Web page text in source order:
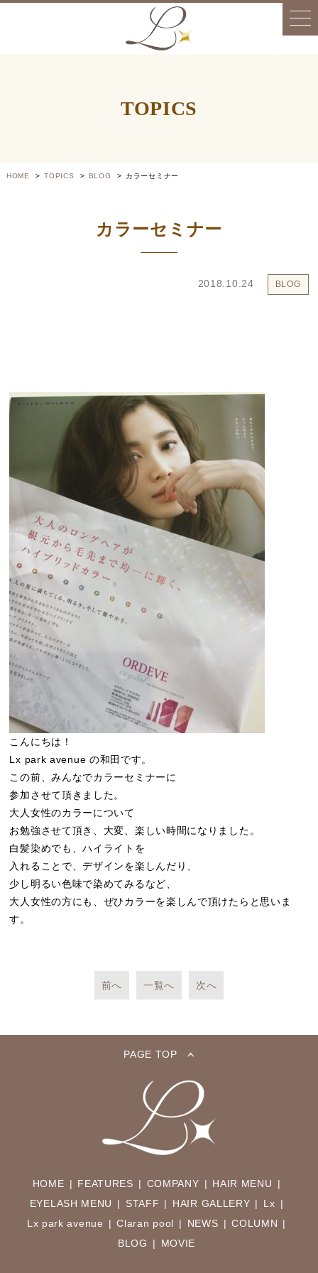
TOPICS
HOME TOPICS BLOG カラーセミナー
カラーセミナー
2018.10.24 BLOG
こんにちは！
Lx park avenue の和田です。
この前、みんなでカラーセミナーに
参加させて頂きました。
大人女性のカラーについて
お勉強させて頂き、大変、楽しい時間になりました。
白髪染めでも、ハイライトを
入れることで、デザインを楽しんだり、
少し明るい色味で染めてみるなど、
大人女性の方にも、ぜひカラーを楽しんで頂けたらと思いま
す。
前へ 一覧へ 次へ
PAGE TOP
HOME FEATURES COMPANY
HAIR MENU
EYELASH MENU
STAFF HAIR GALLERY
Lx
Lx park avenue
Claran pool NEWS
COLUMN
BLOG
MOVIE